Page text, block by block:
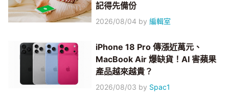
記得先備份
2026/08/04 by編輯室
iPhone 18 Pro 傳漲近萬元、
MacBook Air 爆缺貨！AI 害蘋果
產品越來越貴？
2026/08/03 by Spac1